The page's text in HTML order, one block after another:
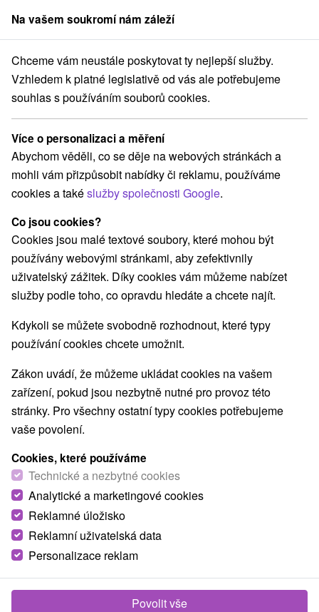
člen skupinySorger
Apartmány Východné Slovensko Košický kraj Mlynky
Apartmány Mlynky
Kategorie
Všechny kategorie
Apartmány(3)
Chaty na prenájom(8) Penzióny (2) Priváty
Vyberte lokalitu nebo termín
VŠECHNY NEJLEVNĚJŠÍ NEJDRAŽŠÍ PODLE
Apartmány Melissa Mlynky
Na vašem soukromí nám záleží
Chceme vám neustále poskytovat ty nejlepší služby.
Vzhledem k platné legislativě od vás ale potřebujeme
souhlas s používáním souborů cookies.
Více o personalizaci a měření
Abychom věděli, co se děje na webových stránkách a
mohli vám přizpůsobit nabídky či reklamu, používáme
cookies a takéslužby společnosti Google.
Co jsou cookies?
Cookies jsou malé textové soubory, které mohou být
používány webovými stránkami, aby zefektivnily
uživatelský zážitek. Díky cookies vám můžeme nabízet
služby podle toho, co opravdu hledáte a chcete najít.
Kdykoli se můžete svobodně rozhodnout, které typy
používání cookies chcete umožnit.
Zákon uvádí, že můžeme ukládat cookies na vašem
zařízení, pokud jsou nezbytně nutné pro provoz této
stránky. Pro všechny ostatní typy cookies potřebujeme
vaše povolení.
Cookies, které používáme
Technické a nezbytné cookies
Analytické a marketingové cookies
Reklamné úložisko
Reklamní uživatelská data
Personalizace reklam
Povolit vše